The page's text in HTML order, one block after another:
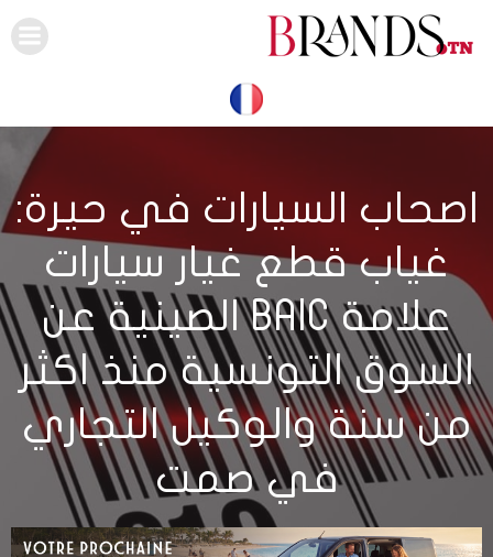
اصحاب السيارات في حيرة:
غياب قطع غيار سيارات
علامة BAIC الصينية عن
السوق التونسية منذ اكثر
من سنة والوكيل التجاري
في صمت